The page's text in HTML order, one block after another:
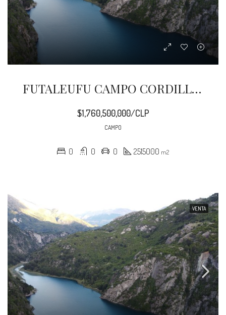
FUTALEUFU CAMPO CORDILLERANO 251,5 HA
$1,760,500,000/CLP
CAMPO
0 0 0 2515000 m2
VENTA